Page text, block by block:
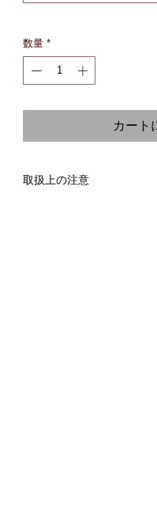
数量 *
カート
取扱上の注意